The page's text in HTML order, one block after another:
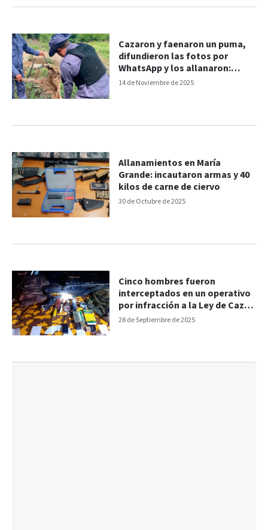
14 de Noviembre de 2025
Cazaron y faenaron un puma,
difundieron las fotos por
WhatsApp y los allanaron:
siguen en libertad
30 de Octubre de 2025
Allanamientos en María
Grande: incautaron armas y 40
kilos de carne de ciervo
28 de Septiembre de 2025
Cinco hombres fueron
interceptados en un operativo
por infracción a la Ley de Caza
en Federal